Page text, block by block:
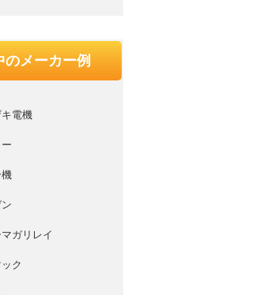
のメーカー例
電機
ガリレイ
ク